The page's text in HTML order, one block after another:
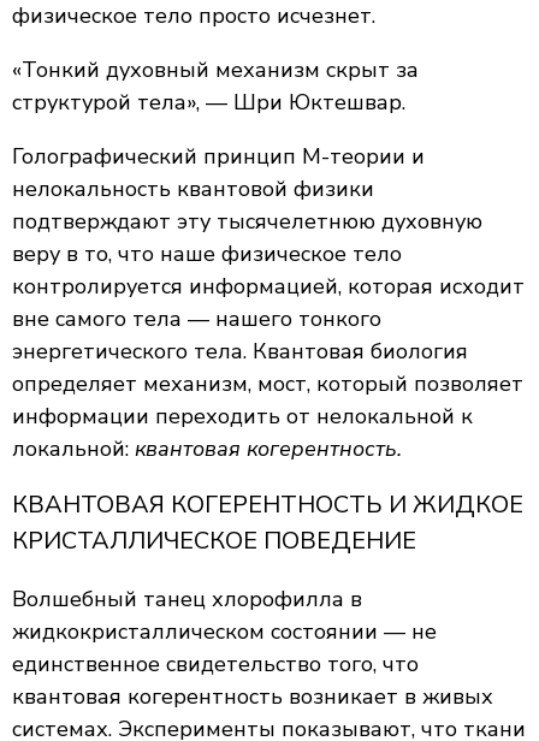
физическое тело просто исчезнет.
«Тонкий духовный механизм скрыт за
структурой тела», — Шри Юктешвар.
Голографический принцип М-теории и
нелокальность квантовой физики
подтверждают эту тысячелетнюю духовную
веру в то, что наше физическое тело
контролируется информацией, которая исходит
вне самого тела — нашего тонкого
энергетического тела. Квантовая биология
определяет механизм, мост, который позволяет
информации переходить от нелокальной к
локальной: квантовая когерентность.
КВАНТОВАЯ КОГЕРЕНТНОСТЬ И ЖИДКОЕ
КРИСТАЛЛИЧЕСКОЕ ПОВЕДЕНИЕ
Волшебный танец хлорофилла в
жидкокристаллическом состоянии — не
единственное свидетельство того, что
квантовая когерентность возникает в живых
системах. Эксперименты показывают, что ткани